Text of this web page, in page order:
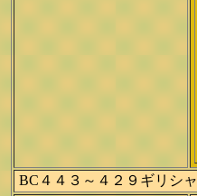
BC４４３～４２９ギリシ